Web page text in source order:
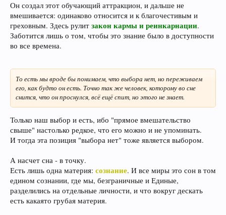
Он создал этот обучающий аттракцион, и дальше не
вмешивается: одинаково относится и к благочестивым и
греховным. Здесь рулит закон кармы и реинкарнации.
Заботится лишь о том, чтобы это знание было в доступности
во все времена.
То есть мы вроде бы понимаем, что выбора нет, но переживаем
его, как будто он есть. Точно так же человек, которому во сне
снится, что он проснулся, всё ещё спит, но этого не знает.
Только наш выбор и есть, ибо "прямое вмешательство
свыше" настолько редкое, что его можно и не упоминать.
И тогда эта позиция "выбора нет" тоже является выбором.
А насчет сна - в точку.
Есть лишь одна материя: сознание. И все миры это сон в том
едином сознании, где мы, безграничные и Единые,
разделились на отдельные личности, и что вокруг дескать
есть какаято грубая материя.